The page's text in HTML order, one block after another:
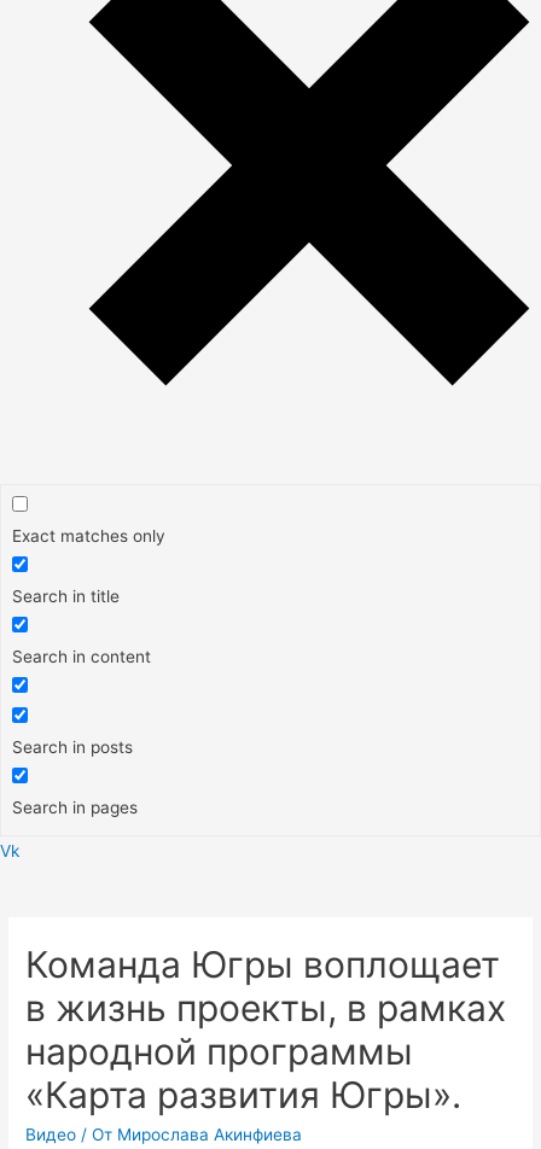
Exact matches only
Search in title
Search in content
Search in posts
Search in pages
Vk
Команда Югры воплощает
в жизнь проекты, в рамках
народной программы
«Карта развития Югры».
Видео / От Мирослава Акинфиева